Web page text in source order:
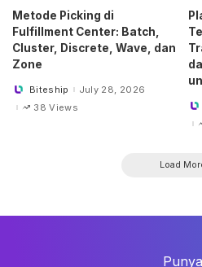
Metode Picking di
Fulfillment Center: Batch,
Cluster, Discrete, Wave, dan
Zone
PostedBiteship
July 28, 2026
38 Views
Load
Punya